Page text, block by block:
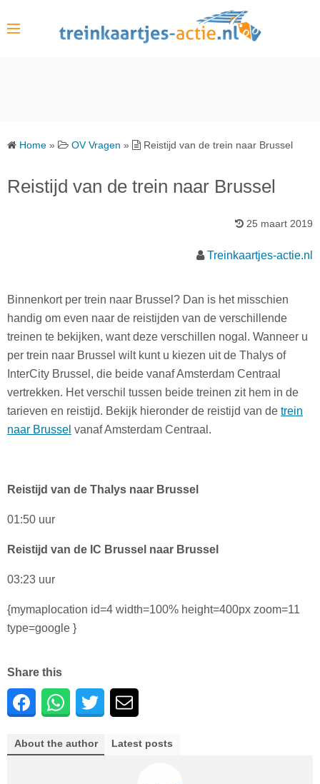
Home » OV Vragen » Reistijd van de trein naar Brussel
Reistijd van de trein naar Brussel
25 maart 2019
Treinkaartjes-actie.nl
Binnenkort per trein naar Brussel? Dan is het misschien
handig om even naar de reistijden van de verschillende
treinen te bekijken, want deze verschillen nogal. Wanneer u
per trein naar Brussel wilt kunt u kiezen uit de Thalys of
InterCity Brussel, die beide vanaf Amsterdam Centraal
vertrekken. Het verschil tussen beide treinen zit hem in de
tarieven en reistijd. Bekijk hieronder de reistijd van de trein
naar Brussel vanaf Amsterdam Centraal.
Reistijd van de Thalys naar Brussel
01:50 uur
Reistijd van de IC Brussel naar Brussel
03:23 uur
{mymaplocation id=4 width=100% height=400px zoom=11
type=google }
Share this
About the author Latest posts